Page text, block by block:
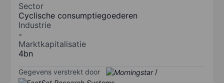
Sector
Cyclische consumptiegoederen
Industrie
-
Marktkapitalisatie
4bn
Gegevens verstrekt door /